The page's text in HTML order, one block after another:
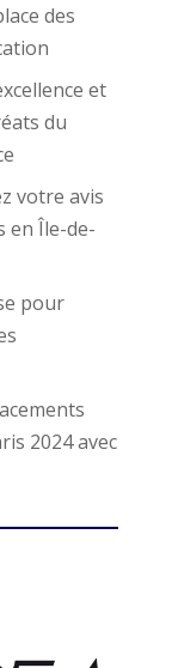
des
et
du
votre avis
en Île-de-
pour
2024 avec